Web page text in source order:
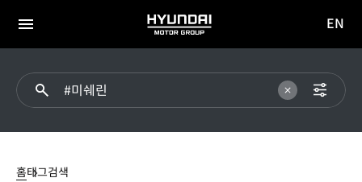
전체
HYUNDAI
MOTOR
이동
EN
홈태그검색